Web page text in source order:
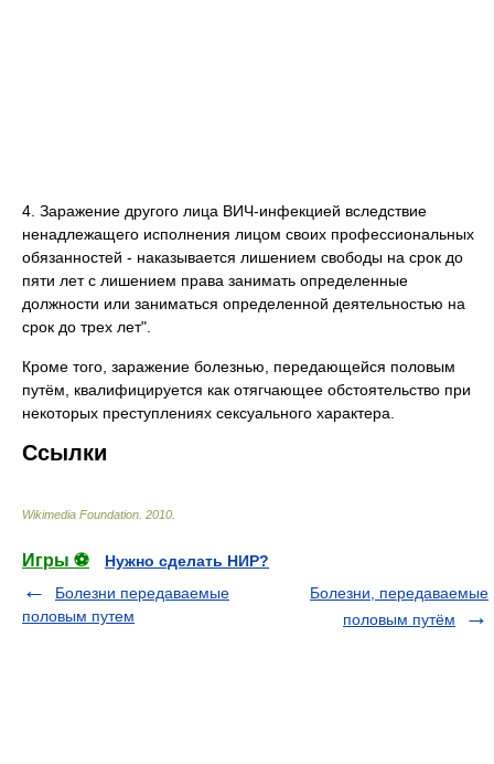
4. Заражение другого лица ВИЧ-инфекцией вследствие
ненадлежащего исполнения лицом своих профессиональных
обязанностей - наказывается лишением свободы на срок до
пяти лет с лишением права занимать определенные
должности или заниматься определенной деятельностью на
срок до трех лет".
Кроме того, заражение болезнью, передающейся половым
путём, квалифицируется как отягчающее обстоятельство при
некоторых преступлениях сексуального характера.
Ссылки
Wikimedia Foundation 2010
Игры ⚽
Нужно сделать НИР?
Болезни передаваемые
половым путем
Болезни, передаваемые
половым путём